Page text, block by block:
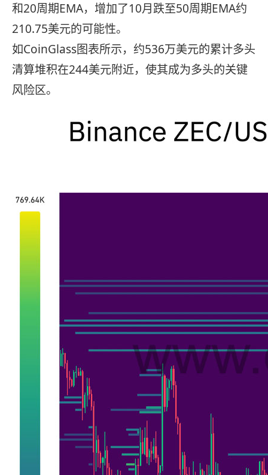
和20周期EMA，增加了10月跌至50周期EMA约
210.75美元的可能性。
如CoinGlass图表所示，约536万美元的累计多头
清算堆积在244美元附近，使其成为多头的关键
风险区。